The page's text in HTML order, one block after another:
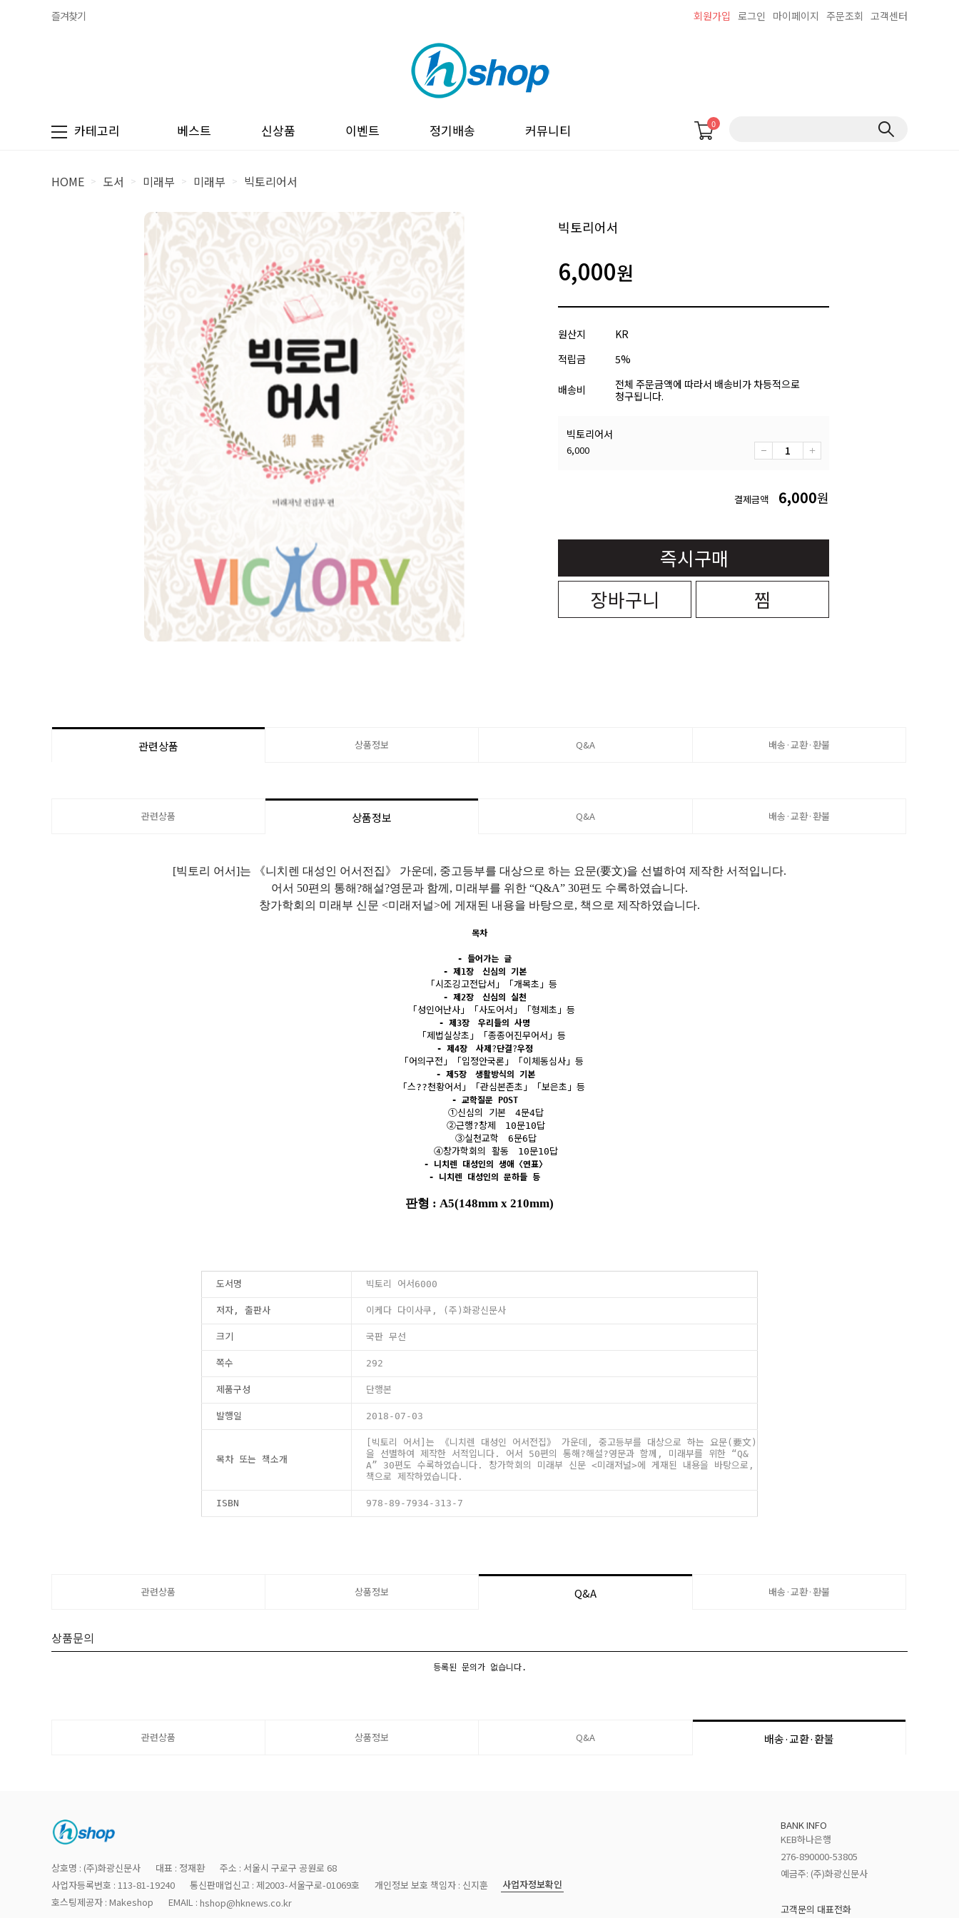
즐겨찾기 회원가입 로그인 마이페이지 주문조회 고객센터
카테고리 베스트 신상품 이벤트 정기배송 커뮤니티 0
HOME > 도서 > 미래부 > 미래부 > 빅토리어서
빅토리어서
6,000원
원산지
KR
적립금
5%
배송비
전체 주문금액에 따라서 배송비가 차등적으로
청구됩니다.
빅토리어서
6,000
결제금액 6,000원
즉시구매
장바구니
찜
관련상품 상품정보 Q&A 배송·교환·환불
관련상품 상품정보 Q&A 배송·교환·환불
[빅토리 어서]는 《니치렌 대성인 어서전집》 가운데 , 중고등부를 대상으로 하는 요문(要文)을 선별하여 제작한 서적입니다.
어서 50편의 통해?해설?영문과 함께 , 미래부를 위한 “Q&A” 30편도 수록하였습니다.
창가학회의 미래부 신문 <미래저널>에 게재된 내용을 바탕으로, 책으로 제작하였습니다.
목차
- 들어가는 글
- 제 1장 신심의 기본
「시조깅고전답서 」「개목초 」 등
- 제 2장 신심의 실천
「성인어난사 」「사도어서 」「형제초 」 등
- 제 3장 우리들의 사명
「제법실상초 」「종종어진무어서 」 등
- 제 4장 사제 ?단결?우정
「어의구전 」「입정안국론 」「이체동심사 」 등
- 제 5장 생활방식의 기본
「스??천황어서 」「관심본존초 」「보은초 」 등
- 교학질문 POST
①신심의 기본 4문4답
②근행?창제 10문10답
③실천교학 6문6답
④창가학회의 활동 10문10답
- 니치렌 대성인의 생애 〈연표〉
- 니치렌 대성인의 문하들 등
판형 : A5(148mm x 210mm)
도서명 빅토리 어서6000
저자, 출판사 이케다 다이사쿠, (주)화광신문사
크기 국판 무선
쪽수 292
제품구성 단행본
발행일 2018-07-03
목차 또는 책소개
[빅토리 어서]는 《니치렌 대성인 어서전집》 가운데, 중고등부를 대상으로 하는 요문(要文)
을 선별하여 제작한 서적입니다. 어서 50편의 통해?해설?영문과 함께, 미래부를 위한 “Q&
A” 30편도 수록하였습니다. 창가학회의 미래부 신문 <미래저널>에 게재된 내용을 바탕으로,
책으로 제작하였습니다.
ISBN 978-89-7934-313-7
관련상품 상품정보 Q&A 배송·교환·환불
상품문의
등록된 문의가 없습니다.
관련상품 상품정보 Q&A 배송·교환·환불
상호명 : (주)화광신문사 대표 : 정재환
주소 : 서울시 구로구 공원로 68
사업자등록번호 : 113-81-19240
통신판매업신고 : 제2003-서울구로-01069호 개인정보 보호 책임자 : 신지훈
사업자정보확인
호스팅제공자 : Makeshop
EMAIL : hshop@hknews.co.kr
BANK INFO
KEB하나은행
276-890000-53805
예금주: (주)화광신문사
고객문의 대표전화